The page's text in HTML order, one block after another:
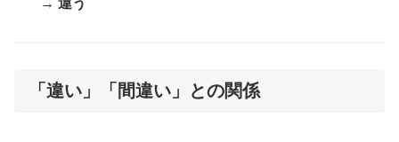
→違う
「違い」「間違い」との関係